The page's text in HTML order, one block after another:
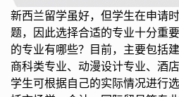
新西兰留学虽好，但学生在申请
题，因此选择合适的专业十分重
的专业有哪些？目前，主要包括
商科类专业、动漫设计专业、酒
学生可根据自己的实际情况进行